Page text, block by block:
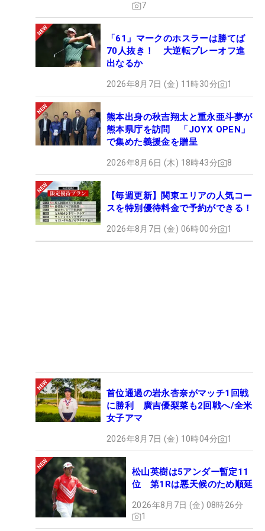
7
「61」マークのホスラーは勝てば
70人抜き！ 大逆転プレーオフ進
出なるか
2026年8月7日 (金) 11時30分 1
熊本出身の秋吉翔太と重永亜斗夢が
熊本県庁を訪問 「JOYX OPEN」
で集めた義援金を贈呈
2026年8月6日 (木) 18時43分 8
【毎週更新】関東エリアの人気コー
スを特別優待料金で予約ができる！
2026年8月7日 (金) 06時00分 1
首位通過の岩永杏奈がマッチ1回戦
に勝利 廣吉優梨菜も2回戦へ/全米
女子アマ
2026年8月7日 (金) 10時04分 1
松山英樹は5アンダー暫定11
位 第1Rは悪天候のため順延
2026年8月7日 (金) 08時26分
1